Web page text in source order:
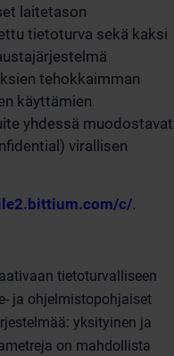
laitetason
tietoturva sekä kaksi
tehokkaimman
käyttämien
yhdessä muodostavat
virallisen
c/.
tietoturvalliseen
ja ohjelmistopohjaiset
yksityinen ja
on mahdollista